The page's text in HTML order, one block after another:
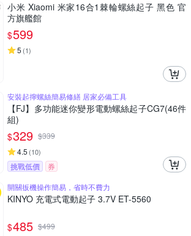
小米 Xiaomi 米家16合1棘輪螺絲起子 黑色 官
方旗艦館
$599
5 (1)
安裝起擰螺絲簡易修繕 居家必備工具
【FJ】多功能迷你變形電動螺絲起子CG7(46件
組)
$329 $339
4.5 (10)
挑戰低價
券
開關扳機操作簡易，省時不費力
KINYO 充電式電動起子 3.7V ET-5560
$485 $499